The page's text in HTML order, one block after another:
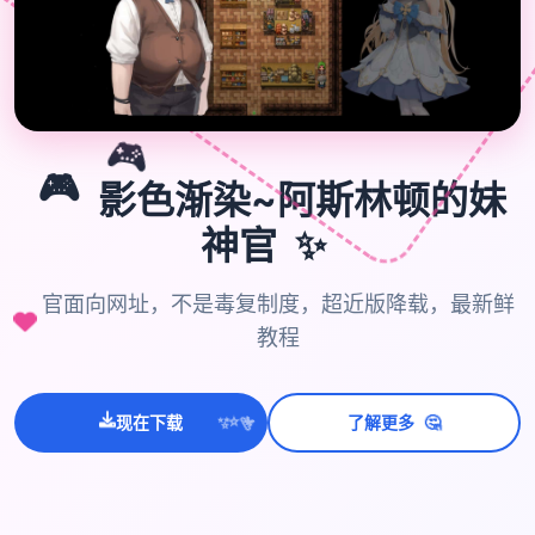
🎮
🎮 影色渐染~阿斯林顿的妹
神官 ✨
官面向网址，不是毒复制度，超近版降载，最新鲜
教程
现在下载 ✨
⭐💫 了解更多 🤔